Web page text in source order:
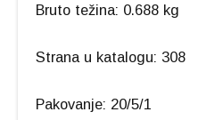
Bruto težina: 0.688 kg
Strana u katalogu: 308
Pakovanje: 20/5/1